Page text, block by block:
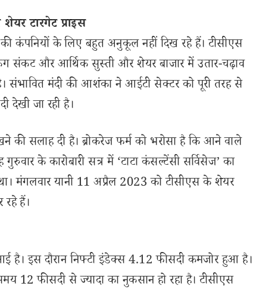
टारगेट प्राइस
कंपनियों के लिए बहुत अनुकूल नहीं दिख रहे हैं। टीसीएस
संकट और आर्थिक सुस्ती और शेयर बाजार में उतार-चढ़ाव
संभावित मंदी की आशंका ने आईटी सेक्टर को पूरी तरह से
देखी जा रही है।
की सलाह दी है। ब्रोकरेज फर्म को भरोसा है कि आने वाले
के कारोबारी सत्र में ‘टाटा कंसल्टेंसी सर्विसेज’ का
मंगलवार यानी 11 अप्रैल 2023 को टीसीएस के शेयर
हैं।
इस दौरान निफ्टी इंडेक्स 4.12 फीसदी कमजोर हुआ है।
12 फीसदी से ज्यादा का नुकसान हो रहा है। टीसीएस